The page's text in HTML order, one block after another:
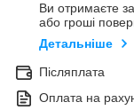
Ви отримаєте
або гроші
Детальніше
Післяплата
Оплата на